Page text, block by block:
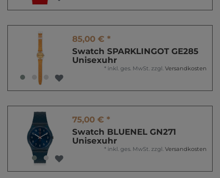
85,00 € *
Swatch SPARKLINGOT GE285
Unisexuhr
* inkl. ges. MwSt. zzgl. Versandkosten
75,00 € *
Swatch BLUENEL GN271
Unisexuhr
* inkl. ges. MwSt. zzgl. Versandkosten